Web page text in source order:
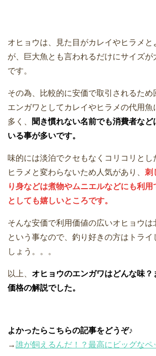
オヒョウは、見た目がカレイやヒラメと
が、巨大魚とも言われるだけにサイズが
です。
その為、比較的に安価で取引されるため
エンガワとしてカレイやヒラメの代用魚
多く、
聞き慣れない名前でも消費者など
いる事が多いです。
味的には淡泊でクセもなくコリコリとし
ヒラメと変わらないため人気があり、 刺
り身などは煮物やムニエルなどにも利
としても嬉しいところです。
そんな安価で利用価値の広いオヒョウは
という事なので、釣り好きの方はトラ
しょう。。。
以上、 オヒョウのエンガワはどんな味？
価格の解説でした。
よかったらこちらの記事をどうぞ♪
→誰が飼えるんだ！？最高にビッグなペ